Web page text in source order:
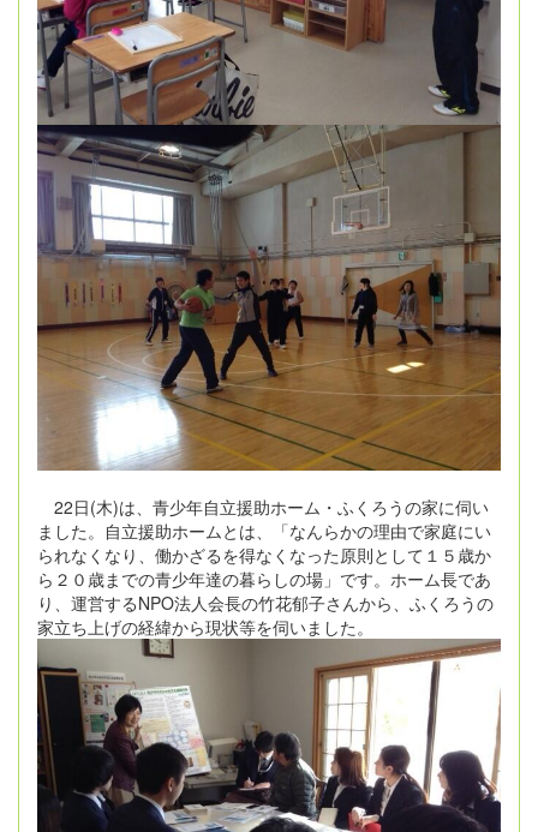
22日(木)は、青少年自立援助ホーム・ふくろうの家に伺い
ました。自立援助ホームとは、「なんらかの理由で家庭にい
られなくなり、働かざるを得なくなった原則として１５歳か
ら２０歳までの青少年達の暮らしの場」です。ホーム長であ
り、運営するNPO法人会長の竹花郁子さんから、ふくろうの
家立ち上げの経緯から現状等を伺いました。